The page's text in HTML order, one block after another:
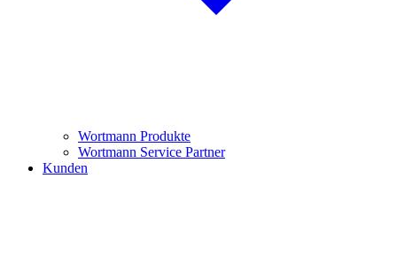
Wortmann Produkte
Wortmann Service Partner
Kunden